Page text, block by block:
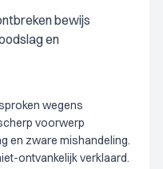
bewijs
en
wegens
voorwerp
en zware mishandeling.
ontvankelijk verklaard.